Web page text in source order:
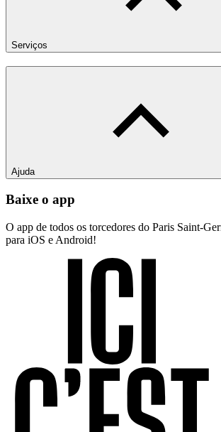
Serviços
Ajuda
Baixe o app
O app de todos os torcedores do Paris Saint-
para iOS e Android!